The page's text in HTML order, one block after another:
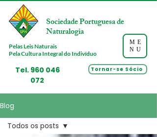
ME
NU
Tel. 960 046
072
Sociedade Portuguesa de
Naturalogia
Pelas Leis Naturais
Pela Cultura Integral do Indivíduo
Tornar-se Sócio
Blog
Todos os posts